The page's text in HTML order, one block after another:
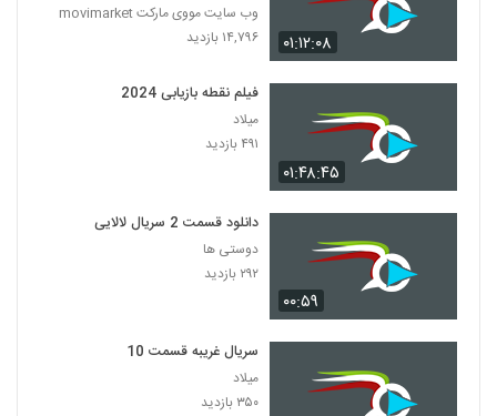
۰۱:۱۲:۰۸
وب سایت مووی مارکت movimarket
۱۴,۷۹۶ بازدید
۰۱:۴۸:۴۵
فیلم نقطه بازیابی 2024
میلاد
۴۹۱ بازدید
۰۰:۵۹
دانلود قسمت 2 سریال لالایی
دوستی ها
۲۹۲ بازدید
سریال غریبه قسمت 10
میلاد
۳۵۰ بازدید